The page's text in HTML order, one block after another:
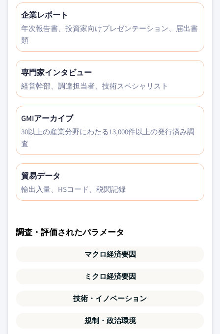
企業レポート
年次報告書、投資家向けプレゼンテーション、届出書
類
専門家インタビュー
経営幹部、調達担当者、技術スペシャリスト
GMIアーカイブ
30以上の産業分野にわたる13,000件以上の発行済み調
査
貿易データ
輸出入量、HSコード、税関記録
調査・評価されたパラメータ
マクロ経済要因
ミクロ経済要因
技術・イノベーション
規制・政治環境